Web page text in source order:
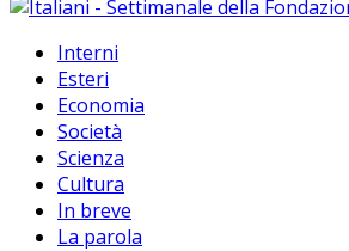
Interni
Esteri
Economia
Società
Scienza
Cultura
In breve
La parola